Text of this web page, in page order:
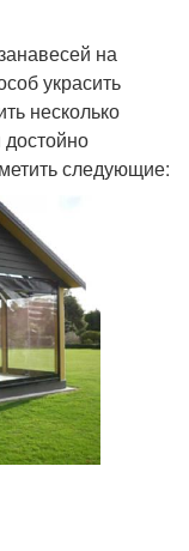
на
украсить
несколько
следующие: